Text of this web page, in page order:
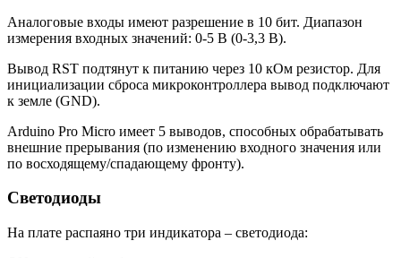
Аналоговые входы имеют разрешение в 10 бит. Диапазон
измерения входных значений: 0-5 В (0-3,3 В).
Вывод RST подтянут к питанию через 10 кОм резистор. Для
инициализации сброса микроконтроллера вывод подключают
к земле (GND).
Arduino Pro Micro имеет 5 выводов, способных обрабатывать
внешние прерывания (по изменению входного значения или
по восходящему/спадающему фронту).
Светодиоды
На плате распаяно три индикатора – светодиода: